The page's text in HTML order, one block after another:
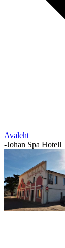
Avaleht
-Johan Spa Hotell